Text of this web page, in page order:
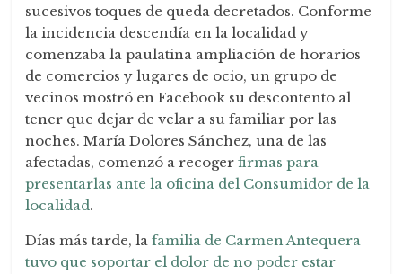
sucesivos toques de queda decretados. Conforme
la incidencia descendía en la localidad y
comenzaba la paulatina ampliación de horarios
de comercios y lugares de ocio, un grupo de
vecinos mostró en Facebook su descontento al
tener que dejar de velar a su familiar por las
noches. María Dolores Sánchez, una de las
afectadas, comenzó a recogerfirmas para
presentarlas ante la oficina del Consumidor de la
localidad.
Días más tarde, lafamilia de Carmen Antequera
tuvo que soportar el dolor de no poder estar